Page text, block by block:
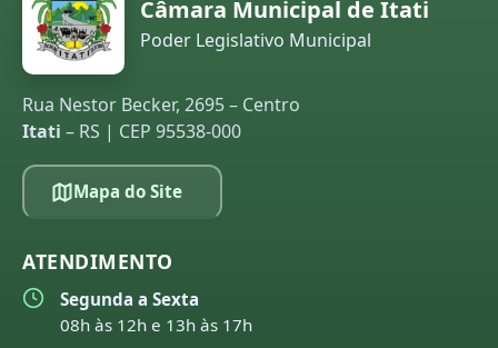
Câmara Municipal de Itati
Poder Legislativo Municipal
Rua Nestor Becker, 2695 – Centro
Itati – RS | CEP 95538-000
Mapa do Site
ATENDIMENTO
Segunda a Sexta
08h às 12h e 13h às 17h